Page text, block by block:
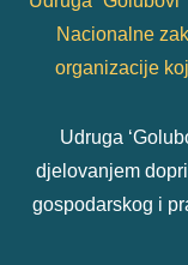
Nacionalne
organizacije
Udruga
djelovanjem
gospodarskog i